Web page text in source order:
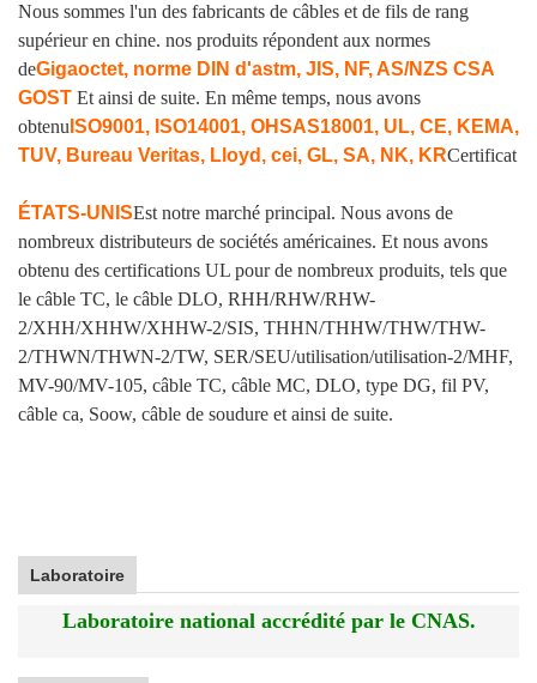
Nous sommes l'un des fabricants de câbles et de fils de rang
supérieur en chine. nos produits répondent aux normes
deGigaoctet, norme DIN d'astm, JIS, NF, AS/NZS CSA
GOST Et ainsi de suite. En même temps, nous avons
obtenu ISO9001, ISO14001, OHSAS18001, UL, CE, KEMA,
TUV, Bureau Veritas, Lloyd, cei, GL, SA, NK, KRCertificat
ÉTATS-UNISEst notre marché principal. Nous avons de
nombreux distributeurs de sociétés américaines. Et nous avons
obtenu des certifications UL pour de nombreux produits, tels que
le câble TC, le câble DLO, RHH/RHW/RHW-
2/XHH/XHHW/XHHW-2/SIS, THHN/THHW/THW/THW-
2/THWN/THWN-2/TW, SER/SEU/utilisation/utilisation-2/MHF,
MV-90/MV-105, câble TC, câble MC, DLO, type DG, fil PV,
câble ca, Soow, câble de soudure et ainsi de suite.
Laboratoire
Laboratoire national accrédité par le CNAS.